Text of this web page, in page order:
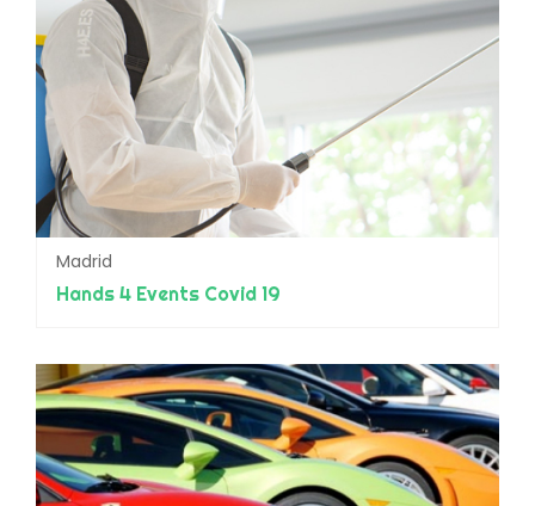
Madrid
Hands 4 Events Covid 19